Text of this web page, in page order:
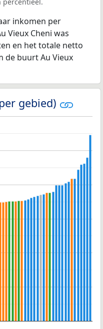
percentieel.
inkomen per
Vieux Cheni was
en het totale netto
de buurt Au Vieux
gebied)